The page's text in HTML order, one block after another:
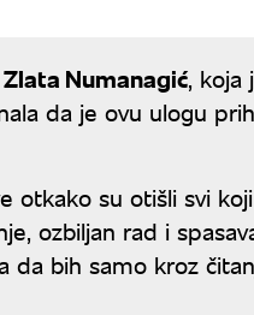
Zlata Numanagić, koja
da je ovu ulogu
otkako su otišli svi
ozbiljan rad i
da bih samo kroz